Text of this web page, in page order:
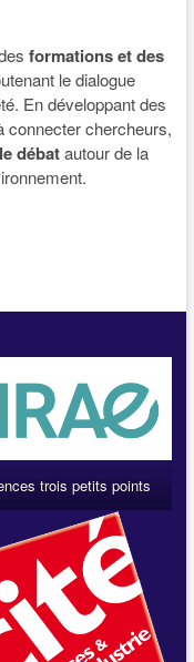
formations et des
le dialogue
En développant des
connecter chercheurs,
le débatautour de la
trois petits points